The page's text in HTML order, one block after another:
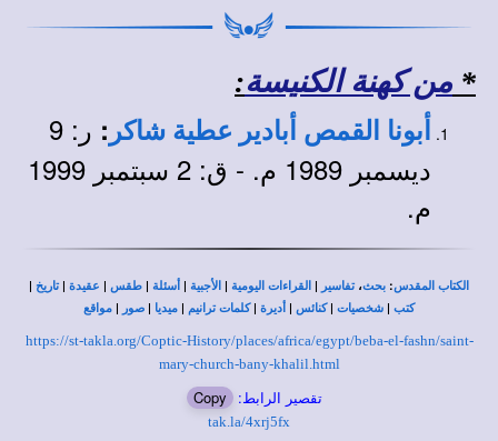
* من كهنة الكنيسة:
أبونا القمص أبادير عطية شاكر :
ر: 9
ديسمبر 1989 م. - ق: 2 سبتمبر 1999
م.
الكتاب المقدس: بحث،تفاسير | القراءات اليومية | الأجبية | أسئلة | طقس | عقيدة |تاريخ |
كتب | شخصيات |كنائس | أديرة |كلمات ترانيم | ميديا | صور | مواقع
https://st-takla.org/Coptic-History/places/africa/egypt/beba-el-fashn/saint-
mary-church-bany-khalil.html
تقصير الرابط: Copy
tak.la/4xrj5fx